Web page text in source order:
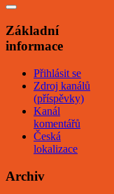
Základní
informace
Přihlásit se
Zdroj kanálů
(příspěvky)
Kanál
komentářů
Česká
lokalizace
Archiv